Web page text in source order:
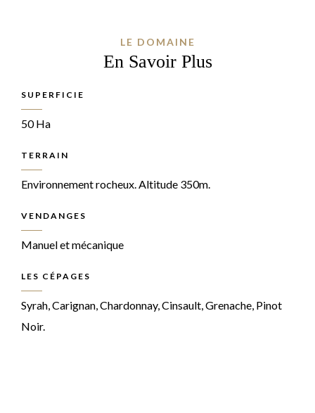
LE DOMAINE
En Savoir Plus
SUPERFICIE
50 Ha
TERRAIN
Environnement rocheux. Altitude 350m.
VENDANGES
Manuel et mécanique
LES CÉPAGES
Syrah, Carignan, Chardonnay, Cinsault, Grenache, Pinot
Noir.